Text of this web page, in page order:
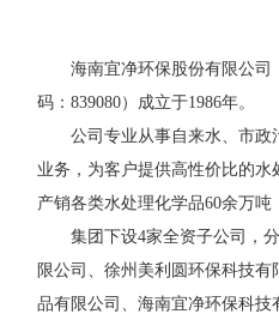
海南宜净环保股份有限公司
码：839080）成立于1986年。
公司专业从事自来水、市政
业务，为客户提供高性价比的
产销各类水处理化学品60余万吨
集团下设4家全资子公司，
限公司、徐州美利圆环保科技
品有限公司、海南宜净环保科技